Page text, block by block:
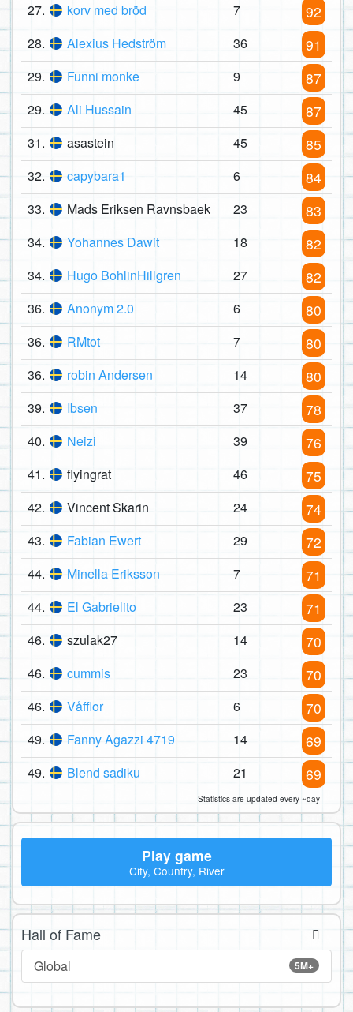
27. korv med bröd 7 92
28. Alexius Hedström 36 91
29. Funni monke 9 87
29. Ali Hussain 45 87
31. asastein 45 85
32. capybara1 6 84
33. Mads Eriksen Ravnsbaek 23 83
34. Yohannes Dawit 18 82
34. Hugo BohlinHillgren 27 82
36. Anonym 2.0 6 80
36. RMtot 7 80
36. robin Andersen 14 80
39. Ibsen 37 78
40. Neizi 39 76
41. flyingrat 46 75
42. Vincent Skarin 24 74
43. Fabian Ewert 29 72
44. Minella Eriksson 7 71
44. El Gabrielito 23 71
46. szulak27 14 70
46. cummis 23 70
46. Våfflor 6 70
49. Fanny Agazzi 4719 14 69
49. Blend sadiku 21 69
Statistics are updated every ~day
Play game
City, Country, River
Hall of Fame
5M+
Global